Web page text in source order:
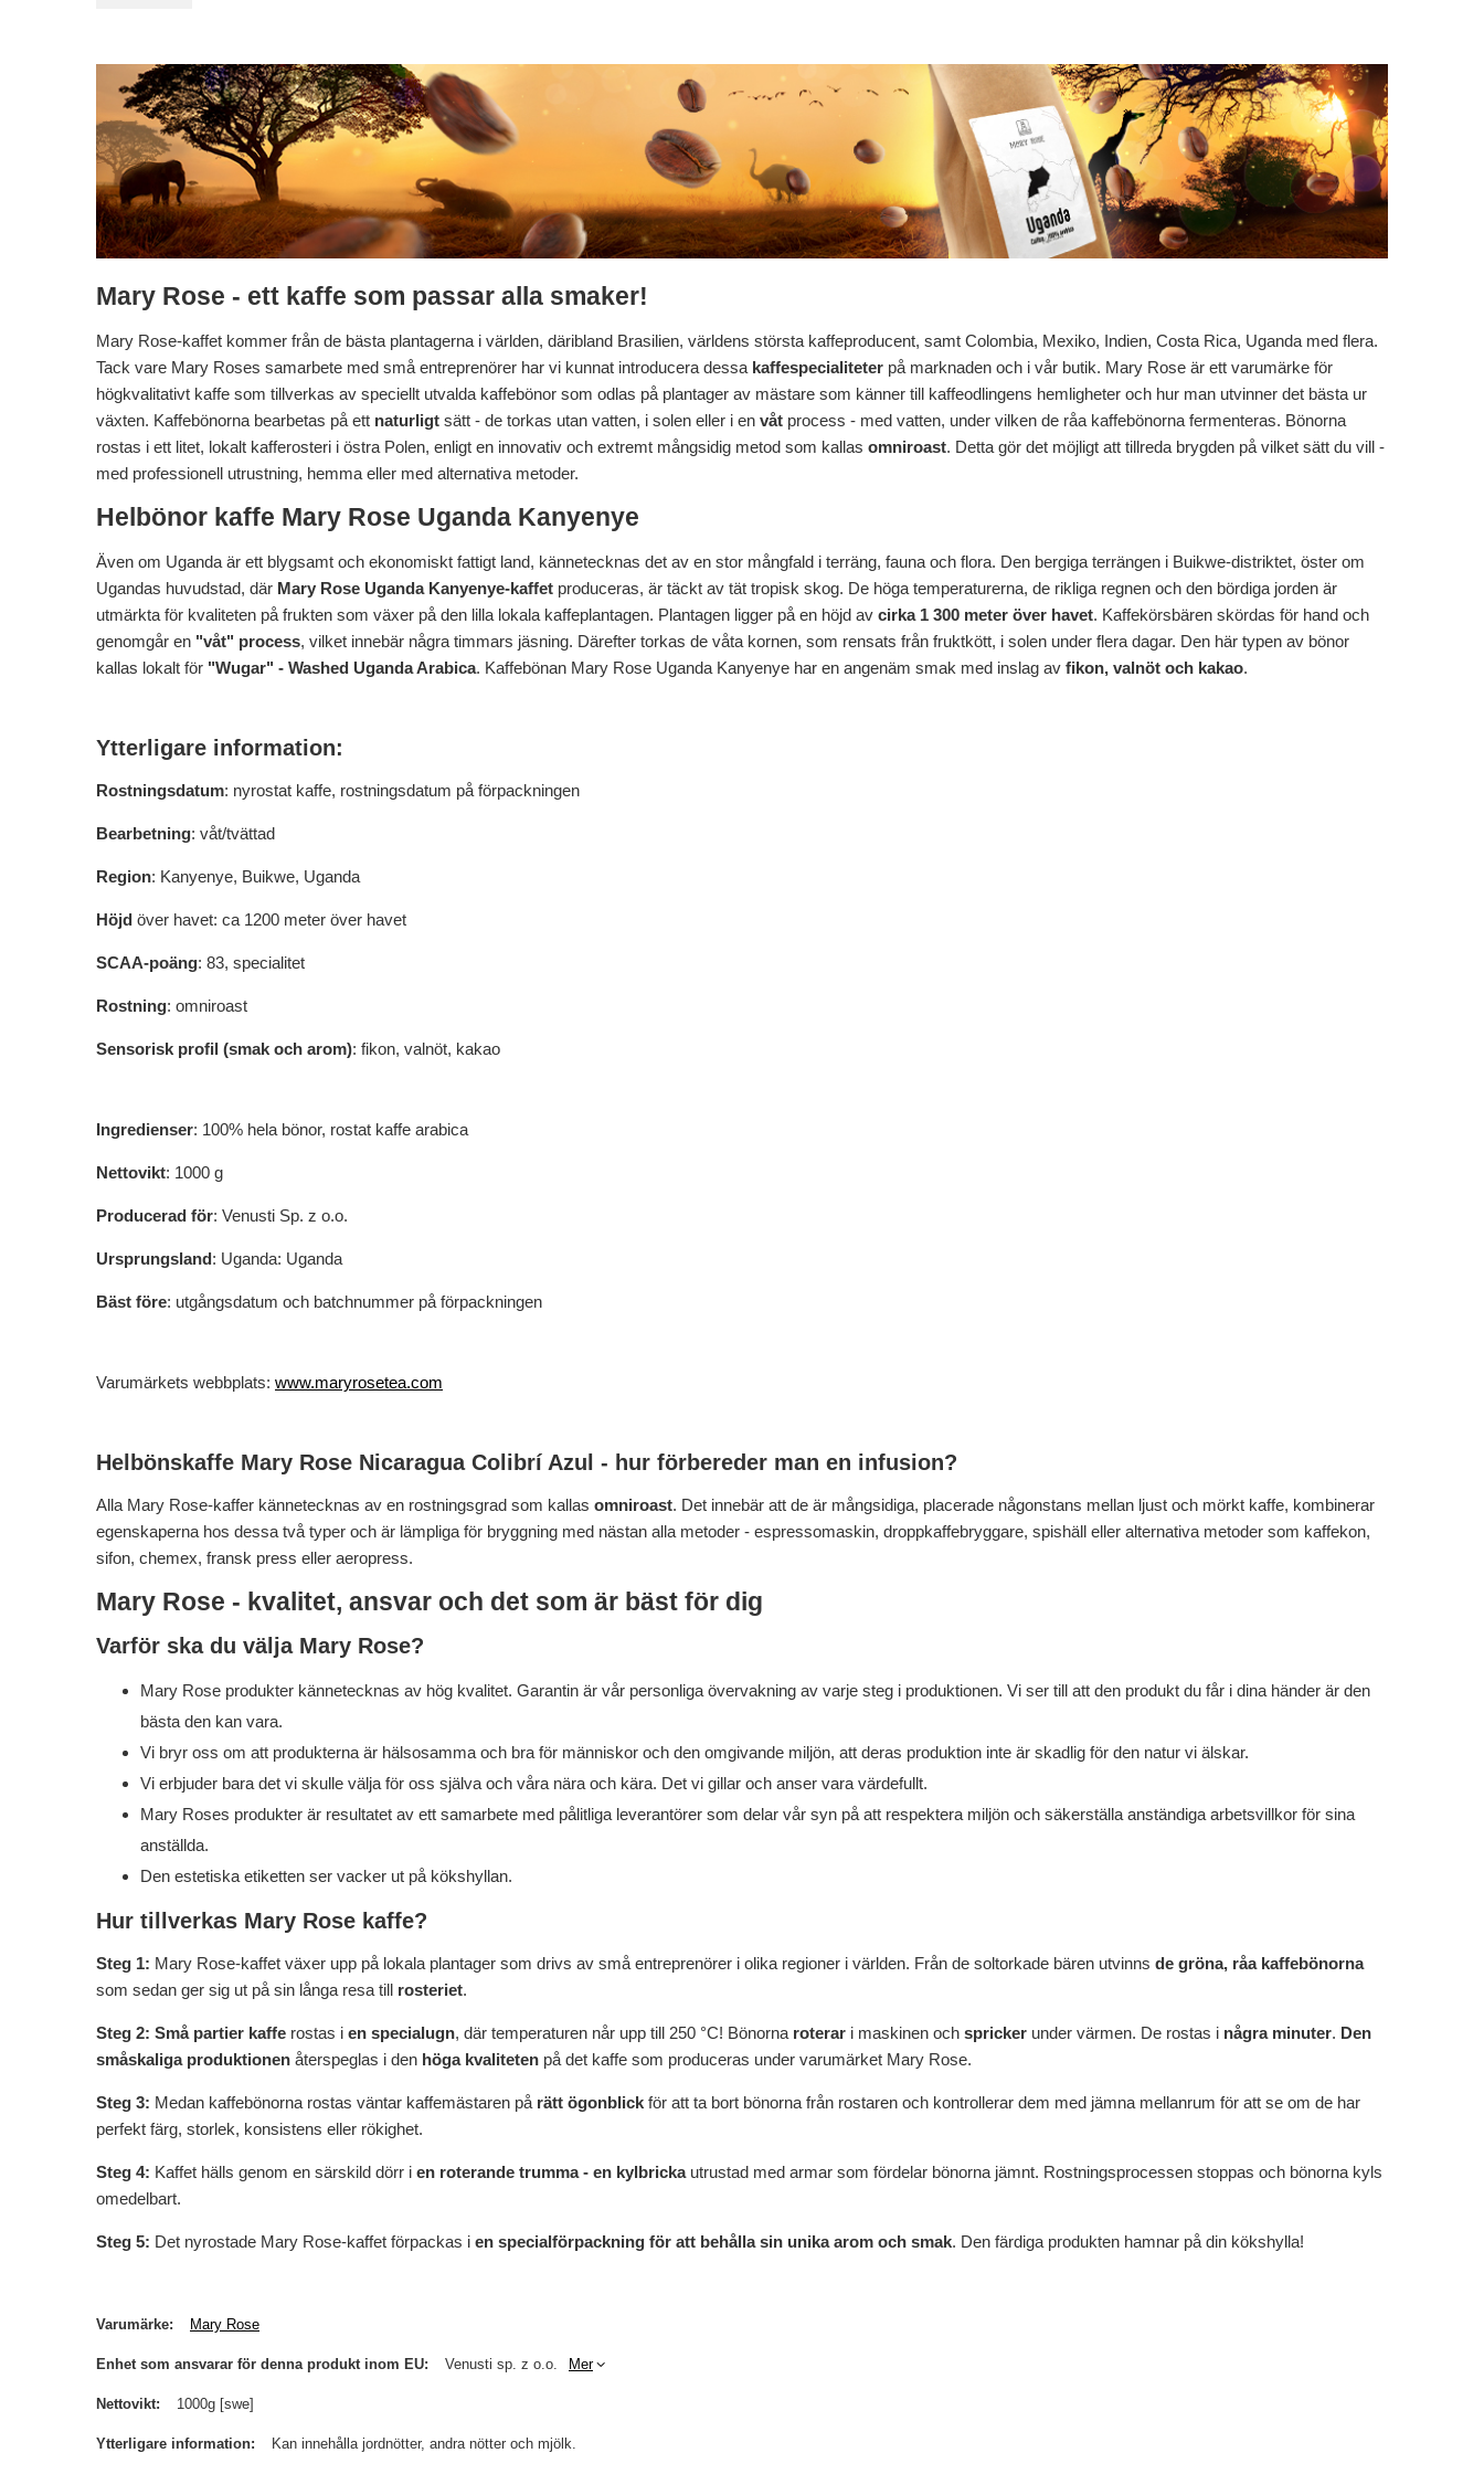
Mary Rose - ett kaffe som passar alla smaker!
Mary Rose-kaffet kommer från de bästa plantagerna i världen, däribland Brasilien, världens största kaffeproducent, samt Colombia, Mexiko, Indien, Costa Rica, Uganda med flera.
Tack vare Mary Roses samarbete med små entreprenörer har vi kunnat introducera dessa kaffespecialiteter på marknaden och i vår butik. Mary Rose är ett varumärke för
högkvalitativt kaffe som tillverkas av speciellt utvalda kaffebönor som odlas på plantager av mästare som känner till kaffeodlingens hemligheter och hur man utvinner det bästa ur
växten. Kaffebönorna bearbetas på ett naturligt sätt - de torkas utan vatten, i solen eller i en våt process - med vatten, under vilken de råa kaffebönorna fermenteras. Bönorna
rostas i ett litet, lokalt kafferosteri i östra Polen, enligt en innovativ och extremt mångsidig metod som kallas omniroast. Detta gör det möjligt att tillreda brygden på vilket sätt du vill -
med professionell utrustning, hemma eller med alternativa metoder.
Helbönor kaffe Mary Rose Uganda Kanyenye
Även om Uganda är ett blygsamt och ekonomiskt fattigt land, kännetecknas det av en stor mångfald i terräng, fauna och flora. Den bergiga terrängen i Buikwe-distriktet, öster om
Ugandas huvudstad, där Mary Rose Uganda Kanyenye-kaffet produceras, är täckt av tät tropisk skog. De höga temperaturerna, de rikliga regnen och den bördiga jorden är
utmärkta för kvaliteten på frukten som växer på den lilla lokala kaffeplantagen. Plantagen ligger på en höjd av cirka 1 300 meter över havet. Kaffekörsbären skördas för hand och
genomgår en "våt" process, vilket innebär några timmars jäsning. Därefter torkas de våta kornen, som rensats från fruktkött, i solen under flera dagar. Den här typen av bönor
kallas lokalt för "Wugar" - Washed Uganda Arabica. Kaffebönan Mary Rose Uganda Kanyenye har en angenäm smak med inslag av fikon, valnöt och kakao.
Ytterligare information:
Rostningsdatum: nyrostat kaffe, rostningsdatum på förpackningen
Bearbetning: våt/tvättad
Region: Kanyenye, Buikwe, Uganda
Höjd över havet: ca 1200 meter över havet
SCAA-poäng: 83, specialitet
Rostning: omniroast
Sensorisk profil (smak och arom): fikon, valnöt, kakao
Ingredienser: 100% hela bönor, rostat kaffe arabica
Nettovikt: 1000 g
Producerad för: Venusti Sp. z o.o.
Ursprungsland: Uganda: Uganda
Bäst före: utgångsdatum och batchnummer på förpackningen
Varumärkets webbplats: www.maryrosetea.com
Helbönskaffe Mary Rose Nicaragua Colibrí Azul - hur förbereder man en infusion?
Alla Mary Rose-kaffer kännetecknas av en rostningsgrad som kallas omniroast. Det innebär att de är mångsidiga, placerade någonstans mellan ljust och mörkt kaffe, kombinerar
egenskaperna hos dessa två typer och är lämpliga för bryggning med nästan alla metoder - espressomaskin, droppkaffebryggare, spishäll eller alternativa metoder som kaffekon,
sifon, chemex, fransk press eller aeropress.
Mary Rose - kvalitet, ansvar och det som är bäst för dig
Varför ska du välja Mary Rose?
Mary Rose produkter kännetecknas av hög kvalitet. Garantin är vår personliga övervakning av varje steg i produktionen. Vi ser till att den produkt du får i dina händer är den
bästa den kan vara.
Vi bryr oss om att produkterna är hälsosamma och bra för människor och den omgivande miljön, att deras produktion inte är skadlig för den natur vi älskar.
Vi erbjuder bara det vi skulle välja för oss själva och våra nära och kära. Det vi gillar och anser vara värdefullt.
Mary Roses produkter är resultatet av ett samarbete med pålitliga leverantörer som delar vår syn på att respektera miljön och säkerställa anständiga arbetsvillkor för sina
anställda.
Den estetiska etiketten ser vacker ut på kökshyllan.
Hur tillverkas Mary Rose kaffe?
Steg 1: Mary Rose-kaffet växer upp på lokala plantager som drivs av små entreprenörer i olika regioner i världen. Från de soltorkade bären utvinns de gröna, råa kaffebönorna
som sedan ger sig ut på sin långa resa till rosteriet.
Steg 2: Små partier kaffe rostas i en specialugn, där temperaturen når upp till 250 °C! Bönorna roterar i maskinen och spricker under värmen. De rostas i några minuter. Den
småskaliga produktionen återspeglas i den höga kvaliteten på det kaffe som produceras under varumärket Mary Rose.
Steg 3: Medan kaffebönorna rostas väntar kaffemästaren på rätt ögonblick för att ta bort bönorna från rostaren och kontrollerar dem med jämna mellanrum för att se om de har
perfekt färg, storlek, konsistens eller rökighet.
Steg 4: Kaffet hälls genom en särskild dörr i en roterande trumma - en kylbrickautrustad med armar som fördelar bönorna jämnt. Rostningsprocessen stoppas och bönorna kyls
omedelbart.
Steg 5: Det nyrostade Mary Rose-kaffet förpackas i en specialförpackning för att behålla sin unika arom och smak. Den färdiga produkten hamnar på din kökshylla!
Varumärke Mary Rose
Enhet som ansvarar för denna produkt inom EU Venusti sp. z o.o. Mer
Nettovikt 1000g [swe]
Ytterligare information Kan innehålla jordnötter, andra nötter och mjölk.